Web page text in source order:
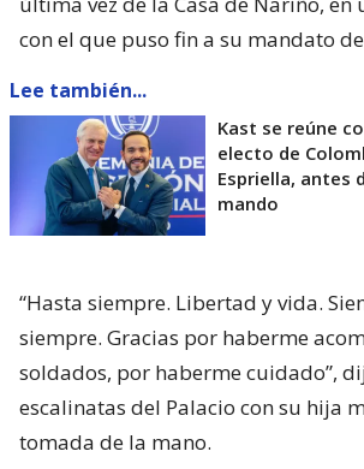
con el que puso fin a su mandato
Lee también...
Kast se reúne
electo de
Espriella, antes
mando
“Hasta siempre. Libertad y vida.
siempre. Gracias por haberme
soldados, por haberme cuidado”,
escalinatas del Palacio con su hija
tomada de la mano.